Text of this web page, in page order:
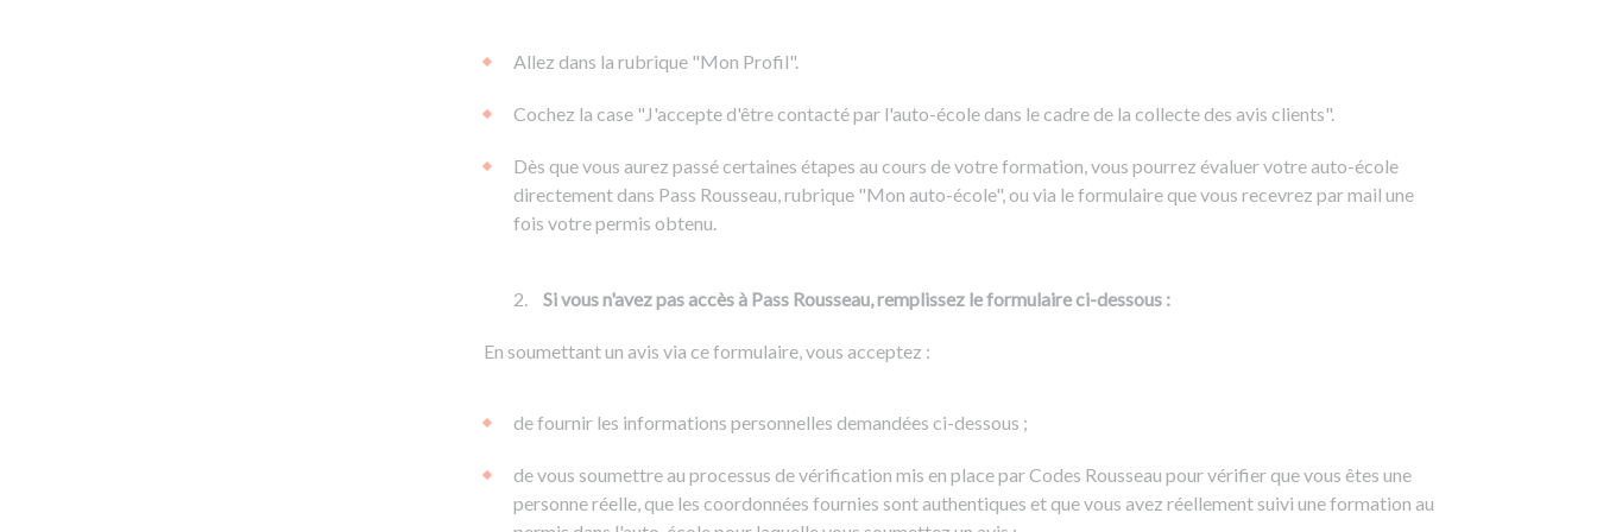
Allez dans la rubrique "Mon Profil".
Cochez la case "J'accepte d'être contacté par l'auto-école dans le cadre de la collecte des avis clients".
Dès que vous aurez passé certaines étapes au cours de votre formation, vous pourrez évaluer votre auto-école
directement dans Pass Rousseau, rubrique "Mon auto-école", ou via le formulaire que vous recevrez par mail une
fois votre permis obtenu.
Si vous n'avez pas accès à Pass Rousseau, remplissez le formulaire ci-dessous :
En soumettant un avis via ce formulaire, vous acceptez :
de fournir les informations personnelles demandées ci-dessous ;
de vous soumettre au processus de vérification mis en place par Codes Rousseau pour vérifier que vous êtes une
personne réelle, que les coordonnées fournies sont authentiques et que vous avez réellement suivi une formation au